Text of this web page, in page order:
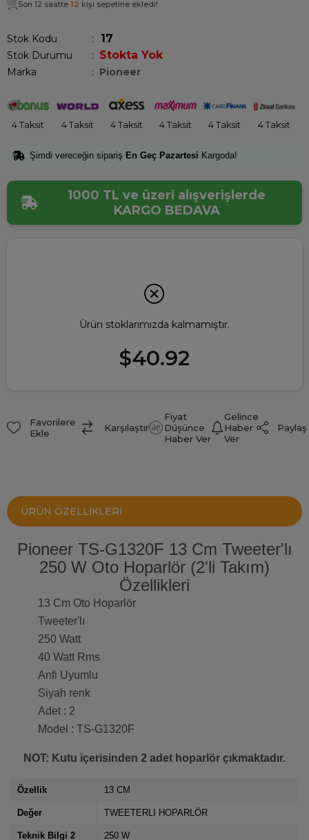
Son 12 saatte 12 kişi sepetine ekledi!
Stok Kodu 17
Stok Durumu : Stokta Yok
Marka : Pioneer
4 Taksit 4 Taksit 4 Taksit 4 Taksit 4 Taksit 4 Taksit
Şimdi vereceğin sipariş En Geç Pazartesi Kargoda!
1000 TL ve üzeri alışverişlerde
KARGO BEDAVA
Ürün stoklarımızda kalmamıştır.
$40.92
Favorilere
Ekle
Karşılaştır
Fiyat
Düşünce
Haber Ver
Gelince
Haber
Ver
Paylaş
ÜRÜN ÖZELLIKLERI
Pioneer TS-G1320F 13 Cm Tweeter'lı
250 W Oto Hoparlör (2'li Takım)
Özellikleri
13 Cm Oto Hoparlör
Tweeter'lı
250 Watt
40 Watt Rms
Anfi Uyumlu
Siyah renk
Adet : 2
Model : TS-G1320F
NOT: Kutu içerisinden 2 adet hoparlör çıkmaktadır.
Özellik 13 CM
Değer TWEETERLI HOPARLÖR
Teknik Bilgi 2 250 W